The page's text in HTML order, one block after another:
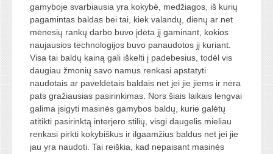
gamyboje svarbiausia yra kokybė, medžiagos, iš kurių
pagamintas baldas bei tai, kiek valandų, dienų ar net
mėnesių rankų darbo buvo įdėta jį gaminant, kokios
naujausios technologijos buvo panaudotos jį kuriant.
Visa tai baldų kainą gali iškelti į padebesius, todėl vis
daugiau žmonių savo namus renkasi apstatyti
naudotais ar paveldėtais baldais net jei jie jiems ir nėra
pats gražiausias pasirinkimas. Nors šiais laikais lengvai
galima įsigyti masinės gamybos baldų, kurie galėtų
atitikti pasirinktą interjero stilių, visgi daugelis mieliau
renkasi pirkti kokybiškus ir ilgaamžius baldus net jei jie
jau yra naudoti. Tai reiškia, kad nepaisant masinės